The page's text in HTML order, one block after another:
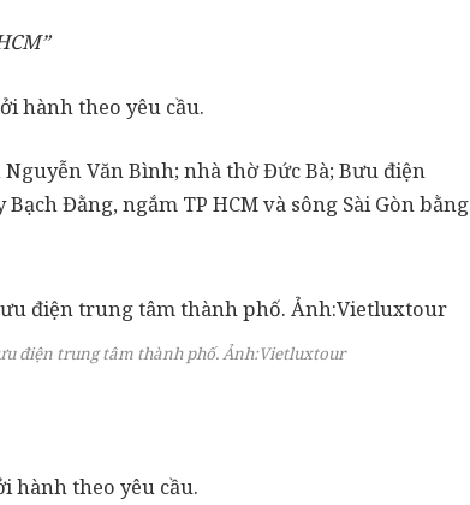
hành theo yêu cầu.
Văn Bình; nhà thờ Đức Bà; Bưu điện
Đằng, ngắm TP HCM và sông Sài Gòn bằng
điện trung tâm thành phố. Ảnh:Vietluxtour
hành theo yêu cầu.